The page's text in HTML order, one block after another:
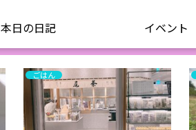
本日の日記 イベント
ごはん